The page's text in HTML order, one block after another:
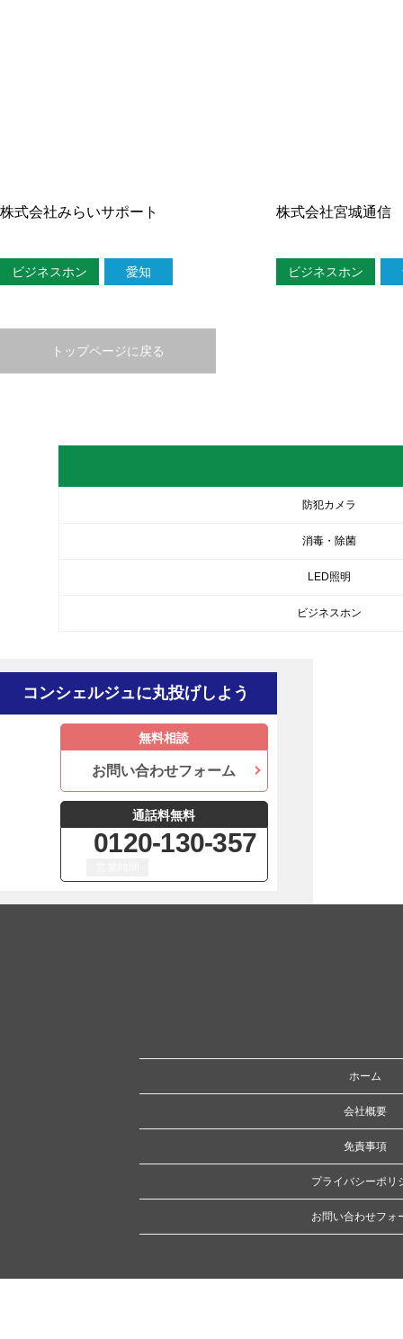
株式会社みらいサポート
ビジネスホン 愛知
株式会社宮城通信
ビジネスホン
トップページに戻る
防犯カメラ
消毒・除菌
LED照明
ビジネスホン
コンシェルジュに丸投げしよう
無料相談
お問い合わせフォーム
通話料無料
0120-130-357
ホーム
会社概要
免責事項
プライバシーポリ
お問い合わせフォ